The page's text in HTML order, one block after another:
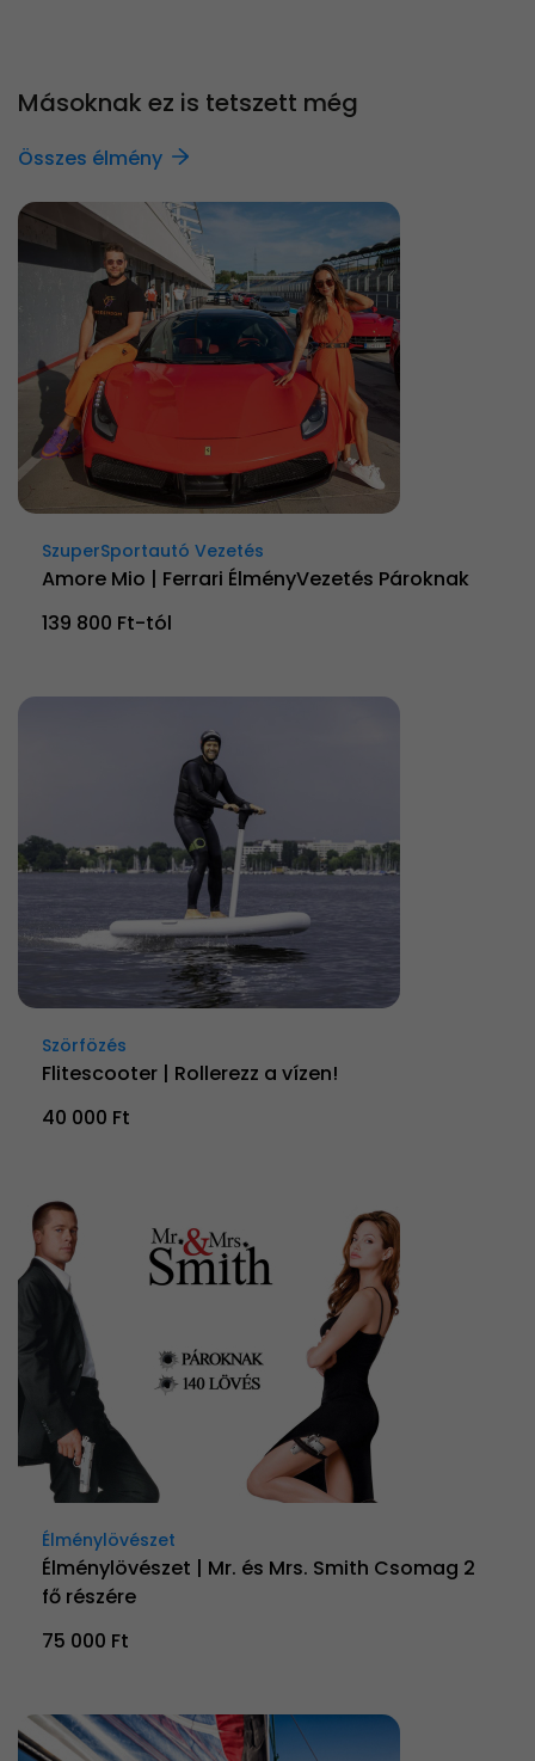
Másoknak ez is tetszett még
Összes élmény
SzuperSportautó Vezetés
Amore Mio | Ferrari ÉlményVezetés Pároknak
139 800 Ft-tól
Szörfözés
Flitescooter | Rollerezz a vízen!
40 000 Ft
Élménylövészet
Élménylövészet | Mr. és Mrs. Smith Csomag 2
fő részére
75 000 Ft